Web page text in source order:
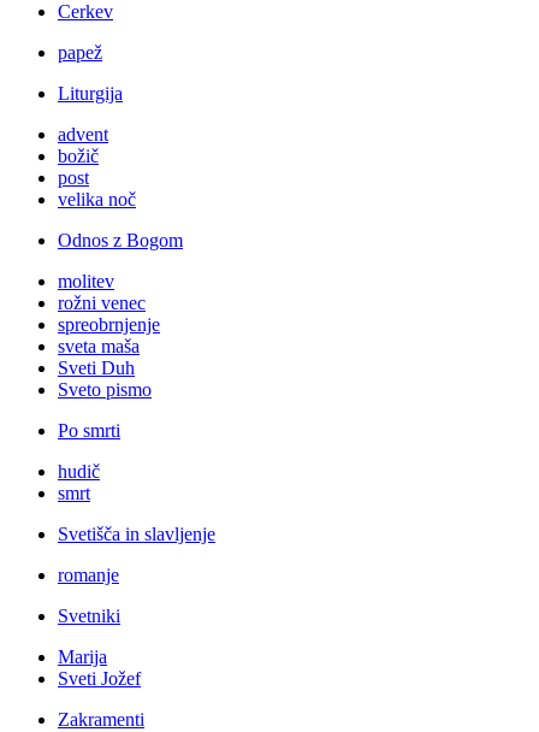
Cerkev
papež
Liturgija
advent
božič
post
velika noč
Odnos z Bogom
molitev
rožni venec
spreobrnjenje
sveta maša
Sveti Duh
Sveto pismo
Po smrti
hudič
smrt
Svetišča in slavljenje
romanje
Svetniki
Marija
Sveti Jožef
Zakramenti